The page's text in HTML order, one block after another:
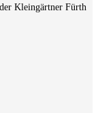
Kleingärtner Fürth